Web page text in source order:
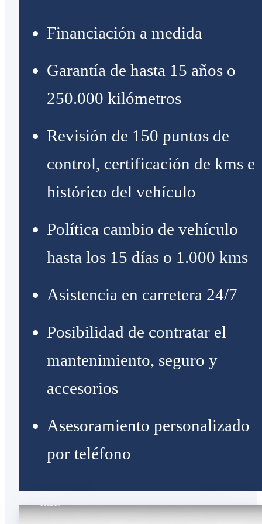
Financiación a medida
Garantía de hasta 15 años o
250.000 kilómetros
Revisión de 150 puntos de
control, certificación de kms e
histórico del vehículo
Política cambio de vehículo
hasta los 15 días o 1.000 kms
Asistencia en carretera 24/7
Posibilidad de contratar el
mantenimiento, seguro y
accesorios
Asesoramiento personalizado
por teléfono